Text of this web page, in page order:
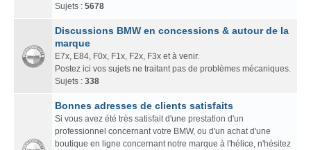
Sujets : 5678
Discussions BMW en concessions & autour de la
marque
E7x, E84, F0x, F1x, F2x, F3x et à venir.
Postez ici vos sujets ne traitant pas de problèmes mécaniques.
Sujets : 338
Bonnes adresses de clients satisfaits
Si vous avez été très satisfait d'une prestation d'un
professionnel concernant votre BMW, ou d'un achat d'une
boutique en ligne concernant notre marque à l'hélice, n'hésitez